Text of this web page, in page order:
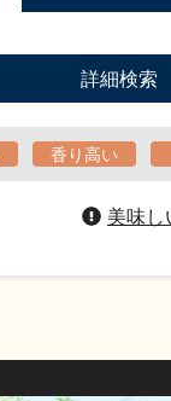
詳細検索
香り高い
美味し